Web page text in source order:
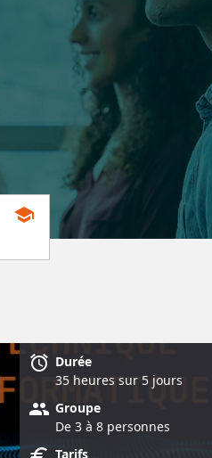
school
alarm Durée
35 heures sur 5 jours
group Groupe
De 3 à 8 personnes
Tarifs